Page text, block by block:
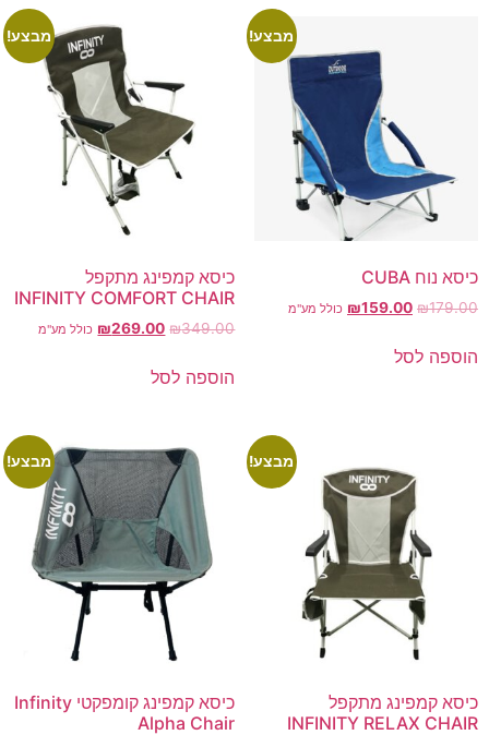
מבצע!
כיסא נוח CUBA
₪179.00
₪159.00 כולל מע"מ
הוספה לסל
מבצע!
כיסא קמפינג מתקפל
INFINITY COMFORT CHAIR
₪349.00
₪269.00 כולל מע"מ
הוספה לסל
מבצע!
כיסא קמפינג מתקפל
INFINITY RELAX CHAIR
מבצע!
כיסא קמפינג קומפקטי Infinity
Alpha Chair